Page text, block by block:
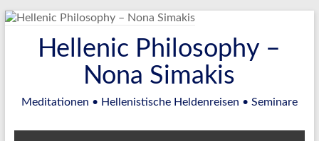
Zum
springenHellenic Philosophy –
Nona Simakis
Meditationen • Hellenistische Heldenreisen • Seminare